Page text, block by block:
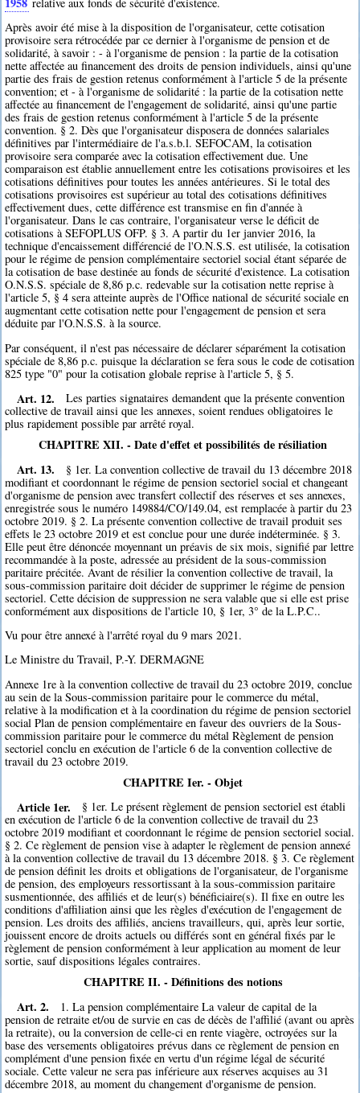
Après avoir été mise à la disposition de l'organisateur, cette cotisation
provisoire sera rétrocédée par ce dernier à l'organisme de pension et de
solidarité, à savoir : - à l'organisme de pension : la partie de la cotisation
nette affectée au financement des droits de pension individuels, ainsi qu'une
partie des frais de gestion retenus conformément à l'article 5 de la présente
convention; et - à l'organisme de solidarité : la partie de la cotisation nette
affectée au financement de l'engagement de solidarité, ainsi qu'une partie
des frais de gestion retenus conformément à l'article 5 de la présente
convention. § 2. Dès que l'organisateur disposera de données salariales
définitives par l'intermédiaire de l'a.s.b.l. SEFOCAM, la cotisation
provisoire sera comparée avec la cotisation effectivement due. Une
comparaison est établie annuellement entre les cotisations provisoires et les
cotisations définitives pour toutes les années antérieures. Si le total des
cotisations provisoires est supérieur au total des cotisations définitives
effectivement dues, cette différence est transmise en fin d'année à
l'organisateur. Dans le cas contraire, l'organisateur verse le déficit de
cotisations à SEFOPLUS OFP. § 3. A partir du 1er janvier 2016, la
technique d'encaissement différencié de l'O.N.S.S. est utilisée, la cotisation
pour le régime de pension complémentaire sectoriel social étant séparée de
la cotisation de base destinée au fonds de sécurité d'existence. La cotisation
O.N.S.S. spéciale de 8,86 p.c. redevable sur la cotisation nette reprise à
l'article 5, § 4 sera atteinte auprès de l'Office national de sécurité sociale en
augmentant cette cotisation nette pour l'engagement de pension et sera
déduite par l'O.N.S.S. à la source.
Par conséquent, il n'est pas nécessaire de déclarer séparément la cotisation
spéciale de 8,86 p.c. puisque la déclaration se fera sous le code de cotisation
825 type "0" pour la cotisation globale reprise à l'article 5, § 5.
Art. 12.
Les parties signataires demandent que la présente convention
collective de travail ainsi que les annexes, soient rendues obligatoires le
plus rapidement possible par arrêté royal.
CHAPITRE XII. - Date d'effet et possibilités de résiliation
Art. 13.
§ 1er. La convention collective de travail du 13 décembre 2018
modifiant et coordonnant le régime de pension sectoriel social et changeant
d'organisme de pension avec transfert collectif des réserves et ses annexes,
enregistrée sous le numéro 149884/CO/149.04, est remplacée à partir du 23
octobre 2019. § 2. La présente convention collective de travail produit ses
effets le 23 octobre 2019 et est conclue pour une durée indéterminée. § 3.
Elle peut être dénoncée moyennant un préavis de six mois, signifié par lettre
recommandée à la poste, adressée au président de la sous-commission
paritaire précitée. Avant de résilier la convention collective de travail, la
sous-commission paritaire doit décider de supprimer le régime de pension
sectoriel. Cette décision de suppression ne sera valable que si elle est prise
conformément aux dispositions de l'article 10, § 1er, 3° de la L.P.C..
Vu pour être annexé à l'arrêté royal du 9 mars 2021.
Le Ministre du Travail, P.-Y. DERMAGNE
Annexe 1re à la convention collective de travail du 23 octobre 2019, conclue
au sein de la Sous-commission paritaire pour le commerce du métal,
relative à la modification et à la coordination du régime de pension sectoriel
social Plan de pension complémentaire en faveur des ouvriers de la Sous-
commission paritaire pour le commerce du métal Règlement de pension
sectoriel conclu en exécution de l'article 6 de la convention collective de
travail du 23 octobre 2019.
CHAPITRE Ier. - Objet
Article 1er.
§ 1er. Le présent règlement de pension sectoriel est établi
en exécution de l'article 6 de la convention collective de travail du 23
octobre 2019 modifiant et coordonnant le régime de pension sectoriel social.
§ 2. Ce règlement de pension vise à adapter le règlement de pension annexé
à la convention collective de travail du 13 décembre 2018. § 3. Ce règlement
de pension définit les droits et obligations de l'organisateur, de l'organisme
de pension, des employeurs ressortissant à la sous-commission paritaire
susmentionnée, des affiliés et de leur(s) bénéficiaire(s). Il fixe en outre les
conditions d'affiliation ainsi que les règles d'exécution de l'engagement de
pension. Les droits des affiliés, anciens travailleurs, qui, après leur sortie,
jouissent encore de droits actuels ou différés sont en général fixés par le
règlement de pension conformément à leur application au moment de leur
sortie, sauf dispositions légales contraires.
CHAPITRE II. - Définitions des notions
Art. 2.
1. La pension complémentaire La valeur de capital de la
pension de retraite et/ou de survie en cas de décès de l'affilié (avant ou après
la retraite), ou la conversion de celle-ci en rente viagère, octroyées sur la
base des versements obligatoires prévus dans ce règlement de pension en
complément d'une pension fixée en vertu d'un régime légal de sécurité
sociale. Cette valeur ne sera pas inférieure aux réserves acquises au 31
décembre 2018, au moment du changement d'organisme de pension.